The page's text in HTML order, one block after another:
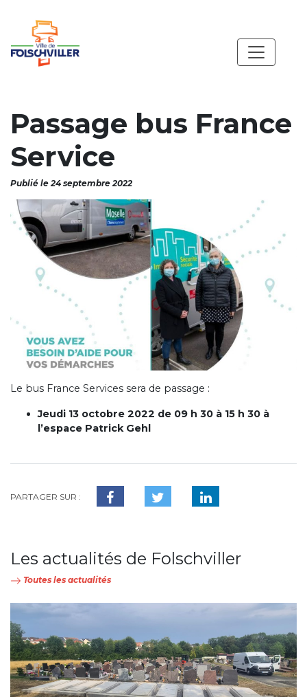
Passage bus France
Service
Publié le 24 septembre 2022
Le bus France Services sera de passage :
Jeudi 13 octobre 2022 de 09 h 30 à 15 h 30 à
l’espace Patrick Gehl
PARTAGER SUR :
Les actualités de Folschviller
Toutes les actualités